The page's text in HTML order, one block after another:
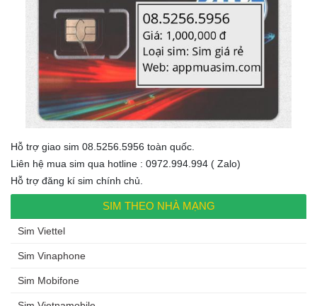
Hỗ trợ giao sim 08.5256.5956 toàn quốc.
Liên hệ mua sim qua hotline : 0972.994.994 ( Zalo)
Hỗ trợ đăng kí sim chính chủ.
SIM THEO NHÀ MẠNG
Sim Viettel
Sim Vinaphone
Sim Mobifone